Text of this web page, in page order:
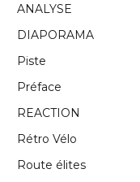
ANALYSE
DIAPORAMA
Piste
Préface
REACTION
Rétro Vélo
Route élites